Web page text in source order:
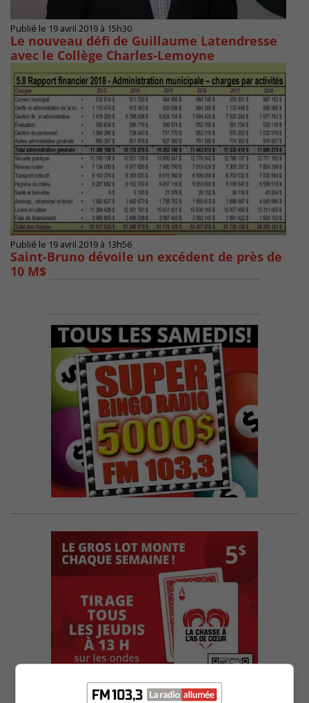
Publié le 19 avril 2019 à 15h30
Le nouveau défi de Guillaume Latendresse
avec le Collège Charles-Lemoyne
Publié le 19 avril 2019 à 13h56
Saint-Bruno dévoile un excédent de près de
10 M$